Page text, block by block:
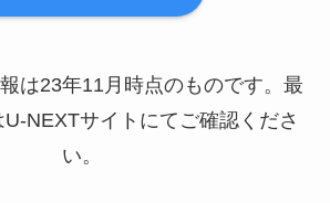
は23年11月時点のものです。最
NEXTサイトにてご確認くださ
い。